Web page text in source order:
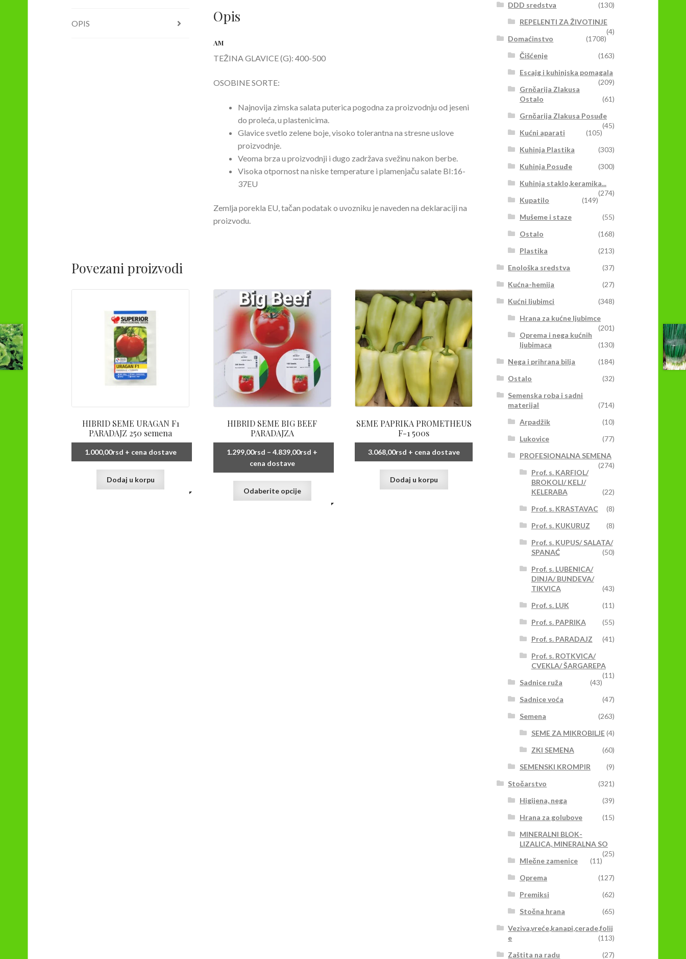
OPIS Opis
AM
TEŽINA GLAVICE (G): 400-500
OSOBINE SORTE:
Najnovija zimska salata puterica pogodna za proizvodnju od jeseni
do proleća, u plastenicima.
Glavice svetlo zelene boje, visoko tolerantna na stresne uslove
proizvodnje.
Veoma brza u proizvodnji i dugo zadržava svežinu nakon berbe.
Visoka otpornost na niske temperature i plamenjaču salate BI:16-
37EU
Zemlja porekla EU, tačan podatak o uvozniku je naveden na deklaraciji na
proizvodu.
Povezani proizvodi
HIBRID SEME URAGAN F1
PARADAJZ 250 semena
1.000,00rsd + cena dostave
Dodaj u korpu
HIBRID SEME BIG BEEF
PARADAJZA
1.299,00rsd – 4.839,00rsd Raspon
od
4.839,00rsd
+
cena dostave
Odaberite opcije
SEME PAPRIKA PROMETHEUS
F-1 500s
3.068,00rsd + cena dostave
Dodaj u korpu
DDD sredstva
(130)
REPELENTI ZA ŽIVOTINJE
(4)
Domaćinstvo
(1708)
Čišćenje
(163)
Escajg i kuhinjska pomagala
(209)
Grnčarija Zlakusa
Ostalo
(61)
Grnčarija Zlakusa Posuđe
(45)
Kućni aparati
(105)
Kuhinja Plastika
(303)
Kuhinja Posuđe
(300)
Kuhinja staklo,keramika...
(274)
Kupatilo
(149)
Mušeme i staze
(55)
Ostalo
(168)
Plastika
(213)
Enološka sredstva
(37)
Kućna-hemija
(27)
Kućni ljubimci
(348)
Hrana za kućne ljubimce
(201)
Oprema i nega kućnih
ljubimaca
(130)
Nega i prihrana bilja
(184)
Ostalo
(32)
Semenska roba i sadni
materijal
(714)
Arpadžik
(10)
Lukovice
(77)
PROFESIONALNA SEMENA
(274)
Prof. s. KARFIOL/
BROKOLI/ KELJ/
KELERABA
(22)
Prof. s. KRASTAVAC
(8)
Prof. s. KUKURUZ
(8)
Prof. s. KUPUS/ SALATA/
SPANAĆ
(50)
Prof. s. LUBENICA/
DINJA/ BUNDEVA/
TIKVICA
(43)
Prof. s. LUK
(11)
Prof. s. PAPRIKA
(55)
Prof. s. PARADAJZ
(41)
Prof. s. ROTKVICA/
CVEKLA/ ŠARGAREPA
(11)
Sadnice ruža
(43)
Sadnice voća
(47)
Semena
(263)
SEME ZA MIKROBILJE(4)
ZKI SEMENA
(60)
SEMENSKI KROMPIR
(9)
Stočarstvo
(321)
Higijena, nega
(39)
Hrana za golubove
(15)
MINERALNI BLOK-
LIZALICA, MINERALNA SO
(25)
Mlečne zamenice
(11)
Oprema
(127)
Premiksi
(62)
Stočna hrana
(65)
Veziva,vreće,kanapi,cerade,folij
e
(113)
Zaštita na radu
(27)